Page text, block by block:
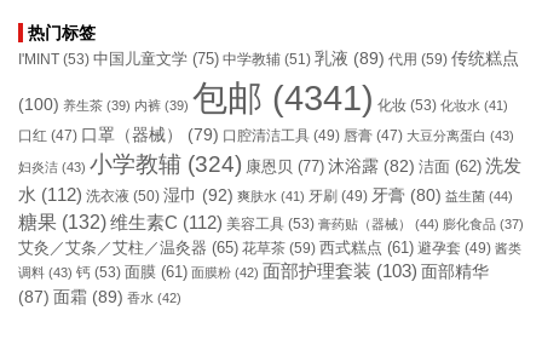
热门标签
I'MINT (53) 中国儿童文学 (75) 中学教辅 (51) 乳液 (89) 代用 (59) 传统糕点
(100) 养生茶 (39) 内裤 (39) 包邮 (4341) 化妆 (53) 化妆水 (41)
口红 (47) 口罩（器械） (79) 口腔清洁工具 (49) 唇膏 (47) 大豆分离蛋白 (43)
妇炎洁 (43) 小学教辅 (324) 康恩贝 (77) 沐浴露 (82) 洁面 (62) 洗发
水 (112) 洗衣液 (50) 湿巾 (92) 爽肤水 (41) 牙刷 (49) 牙膏 (80) 益生菌 (44)
糖果 (132)维生素C (112) 美容工具 (53) 膏药贴（器械） (44) 膨化食品 (37)
艾灸／艾条／艾柱／温灸器 (65) 花草茶 (59) 西式糕点 (61) 避孕套 (49) 酱类
调料 (43) 钙 (53) 面膜 (61) 面膜粉 (42) 面部护理套装 (103) 面部精华
(87) 面霜 (89) 香水 (42)